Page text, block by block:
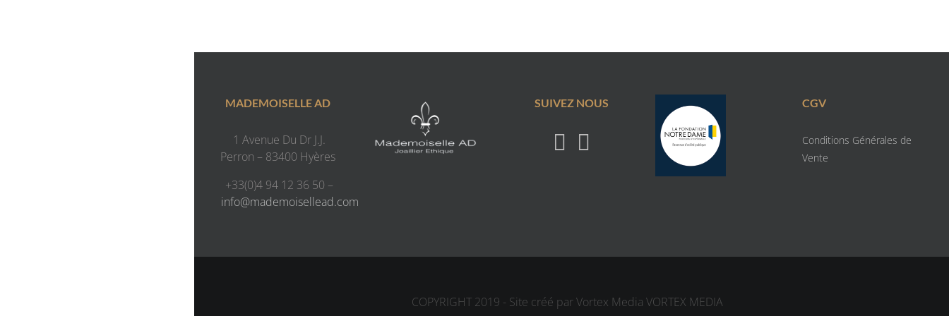
MADEMOISELLE AD
1 Avenue Du Dr J.J.
Perron – 83400 Hyères
+33(0)4 94 12 36 50 –
info@mademoisellead.com
SUIVEZ NOUS CGV
Conditions Générales de
Vente
COPYRIGHT 2019 - Site créé par Vortex Media VORTEX MEDIA